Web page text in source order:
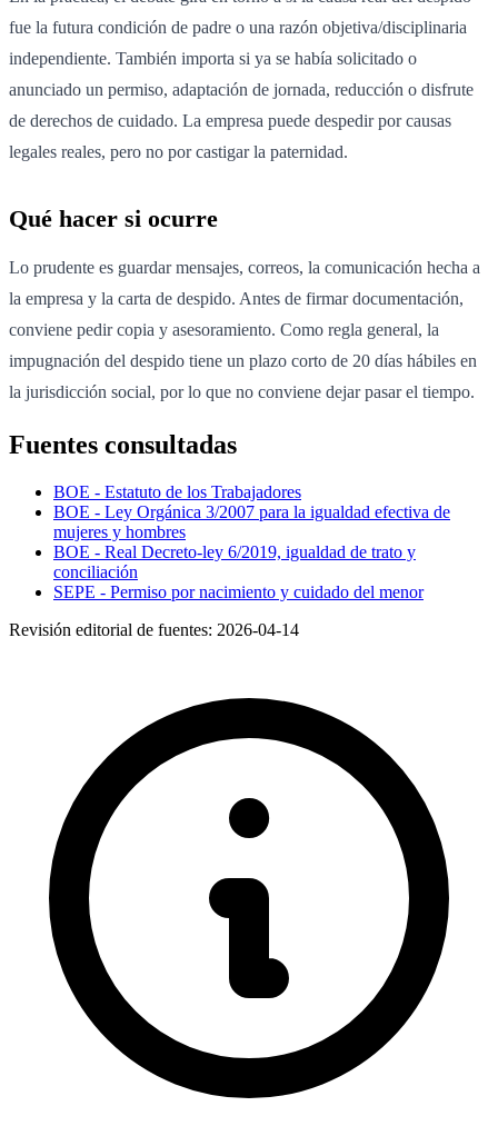
fue la futura condición de padre o una razón objetiva/disciplinaria
independiente. También importa si ya se había solicitado o
anunciado un permiso, adaptación de jornada, reducción o disfrute
de derechos de cuidado. La empresa puede despedir por causas
legales reales, pero no por castigar la paternidad.
Qué hacer si ocurre
Lo prudente es guardar mensajes, correos, la comunicación hecha a
la empresa y la carta de despido. Antes de firmar documentación,
conviene pedir copia y asesoramiento. Como regla general, la
impugnación del despido tiene un plazo corto de 20 días hábiles en
la jurisdicción social, por lo que no conviene dejar pasar el tiempo.
Fuentes consultadas
BOE - Estatuto de los Trabajadores
BOE - Ley Orgánica 3/2007 para la igualdad efectiva de
mujeres y hombres
BOE - Real Decreto-ley 6/2019, igualdad de trato y
conciliación
SEPE - Permiso por nacimiento y cuidado del menor
Revisión editorial de fuentes: 2026-04-14